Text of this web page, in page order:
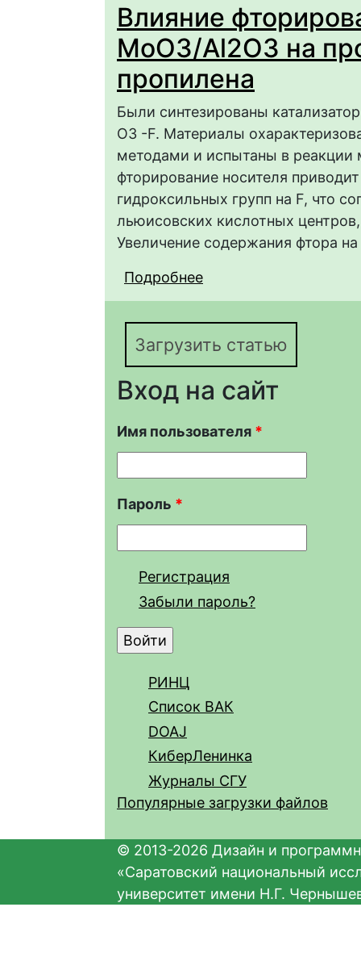
Влияние
MoO3/Al2O3 на
пропилена
Были синтезированы
O3 -F. Материалы
методами и испытаны в реакции
фторирование носителя
гидроксильных групп на F, что
льюисовских кислотных
Увеличение содержания фтора
Подробнее
метатезиса
Загрузить статью
Вход на сайт
Имя пользователя *
Пароль *
Регистрация
Забыли пароль?
РИНЦ
Список ВАК
DOAJ
КиберЛенинка
Журналы СГУ
Популярные загрузки файлов
© 2013-2026 Дизайн и
«Саратовский национальный
университет имени Н.Г.